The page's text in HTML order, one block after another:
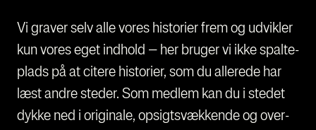
Vi gra­ver selv alle vores histo­ri­er frem og udvik­ler
kun vores eget ind­hold – her bru­ger vi ikke spal­te­
plads på at cite­re histo­ri­er, som du alle­re­de har
læst andre ste­der. Som med­lem kan du i ste­det
dyk­ke ned i ori­gi­na­le, opsigtsvæk­ken­de og over­